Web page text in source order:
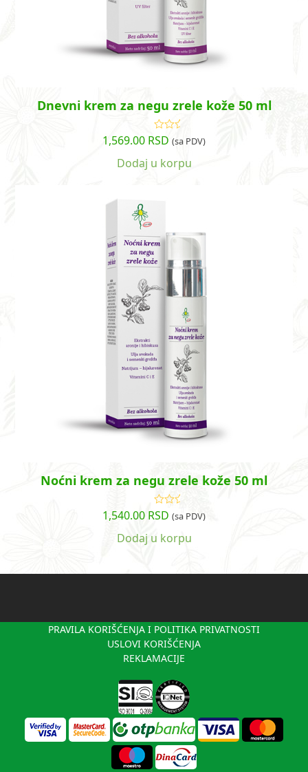
Dnevni krem za negu zrele kože 50 ml
Ocenjeno
sa4.29
1,569.00 RSD (sa PDV)
Dodaj u korpu
Noćni krem za negu zrele kože 50 ml
Ocenjeno
sa5.00 od
1,540.00 RSD (sa PDV)
Dodaj u korpu
PRAVILA KORIŠĆENJA I POLITIKA PRIVATNOSTI
USLOVI KORIŠĆENJA
REKLAMACIJE